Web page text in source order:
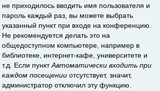
не приходилось вводить имя пользователя и
пароль каждый раз, вы можете выбрать
указанный пункт при входе на конференцию.
Не рекомендуется делать это на
общедоступном компьютере, например в
библиотеке, интернет-кафе, университете и
т.д. Если пунктАвтоматически входить при
каждом посещении отсутствует, значит,
администратор отключил эту функцию.